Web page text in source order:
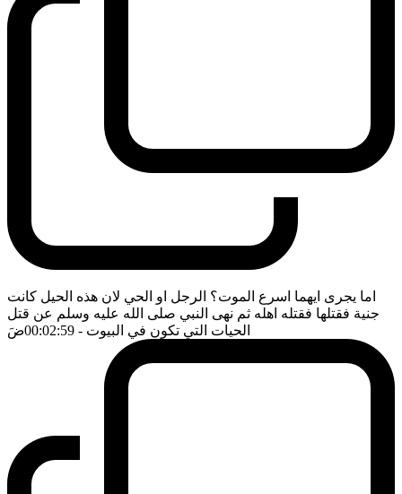
اما يجرى ايهما اسرع الموت؟ الرجل او الحي لان هذه الحيل كانت
جنية فقتلها فقتله اهله ثم نهى النبي صلى الله عليه وسلم عن قتل
الحيات التي تكون في البيوت - 00:02:59 ضَ